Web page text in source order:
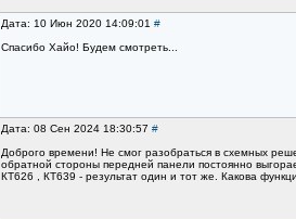
Дата: 10 Июн 2020 14:09:01 #
Спасибо Хайо! Будем смотреть...
Дата: 08 Сен 2024 18:30:57 #
Доброго времени! Не смог разобраться в схемных
обратной стороны передней панели постоянно
КТ626 , КТ639 - результат один и тот же. Какова